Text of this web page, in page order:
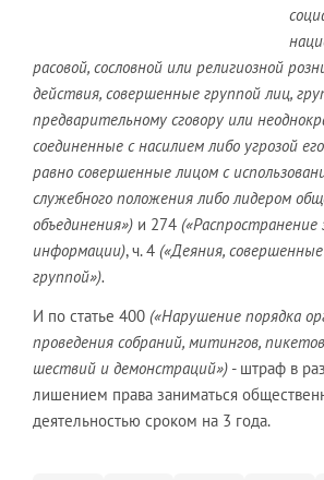
расовой, сословной или религиозной
действия, совершенные группой лиц,
предварительному сговору или
соединенные с насилием либо угрозой
равно совершенные лицом с
служебного положения либо лидером
объединения») и 274 («Распространение
информации), ч. 4 («Деяния,
группой»).
И по статье 400 («Нарушение порядка
проведения собраний, митингов,
шествий и демонстраций») - штраф в
лишением права заниматься
деятельностью сроком на 3 года.